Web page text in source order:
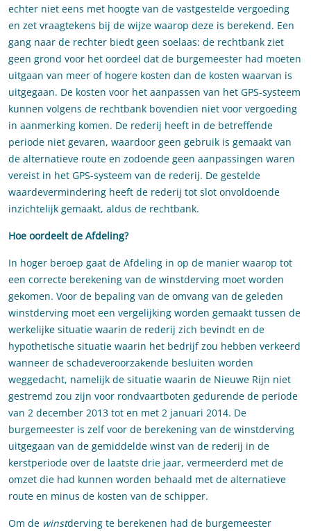
echter niet eens met hoogte van de vastgestelde vergoeding
en zet vraagtekens bij de wijze waarop deze is berekend. Een
gang naar de rechter biedt geen soelaas: de rechtbank ziet
geen grond voor het oordeel dat de burgemeester had moeten
uitgaan van meer of hogere kosten dan de kosten waarvan is
uitgegaan. De kosten voor het aanpassen van het GPS-systeem
kunnen volgens de rechtbank bovendien niet voor vergoeding
in aanmerking komen. De rederij heeft in de betreffende
periode niet gevaren, waardoor geen gebruik is gemaakt van
de alternatieve route en zodoende geen aanpassingen waren
vereist in het GPS-systeem van de rederij. De gestelde
waardevermindering heeft de rederij tot slot onvoldoende
inzichtelijk gemaakt, aldus de rechtbank.
Hoe oordeelt de Afdeling?
In hoger beroep gaat de Afdeling in op de manier waarop tot
een correcte berekening van de winstderving moet worden
gekomen. Voor de bepaling van de omvang van de geleden
winstderving moet een vergelijking worden gemaakt tussen de
werkelijke situatie waarin de rederij zich bevindt en de
hypothetische situatie waarin het bedrijf zou hebben verkeerd
wanneer de schadeveroorzakende besluiten worden
weggedacht, namelijk de situatie waarin de Nieuwe Rijn niet
gestremd zou zijn voor rondvaartboten gedurende de periode
van 2 december 2013 tot en met 2 januari 2014. De
burgemeester is zelf voor de berekening van de winstderving
uitgegaan van de gemiddelde winst van de rederij in de
kerstperiode over de laatste drie jaar, vermeerderd met de
omzet die had kunnen worden behaald met de alternatieve
route en minus de kosten van de schipper.
Om de winstderving te berekenen had de burgemeester